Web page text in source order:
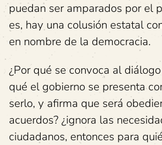
puedan ser amparados por el
es, hay una colusión estatal
en nombre de la democracia.
¿Por qué se convoca al
qué el gobierno se presenta
serlo, y afirma que será
acuerdos? ¿ignora las
ciudadanos, entonces para